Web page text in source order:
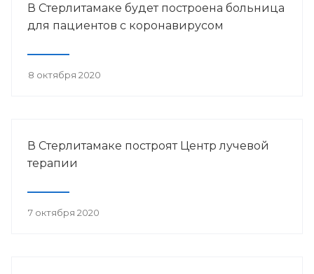
В Стерлитамаке будет построена больница
для пациентов с коронавирусом
8 октября 2020
В Стерлитамаке построят Центр лучевой
терапии
7 октября 2020